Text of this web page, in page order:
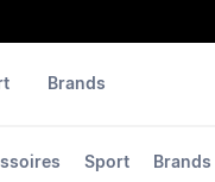
Sport Brands
Brands